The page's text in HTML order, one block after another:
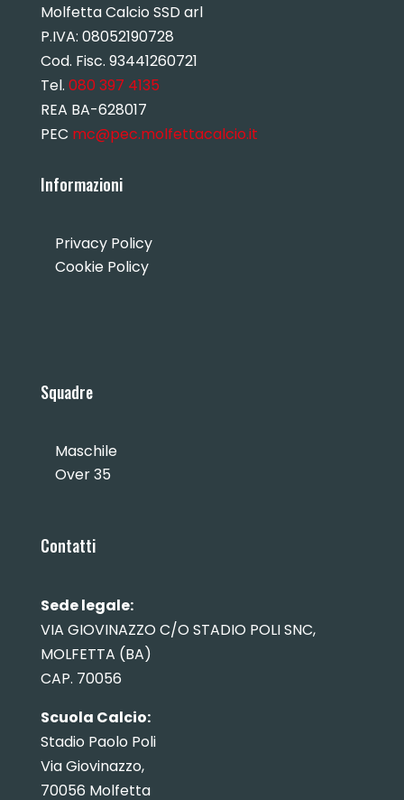
Molfetta Calcio SSD arl
P.IVA: 08052190728
Cod. Fisc. 93441260721
Tel. 080 397 4135
REA BA-628017
PEC mc@pec.molfettacalcio.it
Informazioni
Privacy Policy
Cookie Policy
Squadre
Maschile
Over 35
Contatti
Sede legale:
VIA GIOVINAZZO C/O STADIO POLI SNC,
MOLFETTA (BA)
CAP. 70056
Scuola Calcio:
Stadio Paolo Poli
Via Giovinazzo,
70056 Molfetta